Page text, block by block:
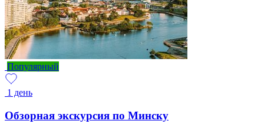
Популярный
1 день
Обзорная экскурсия по Минску